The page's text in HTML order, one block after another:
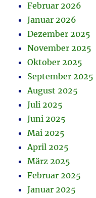
Februar 2026
Januar 2026
Dezember 2025
November 2025
Oktober 2025
September 2025
August 2025
Juli 2025
Juni 2025
Mai 2025
April 2025
März 2025
Februar 2025
Januar 2025